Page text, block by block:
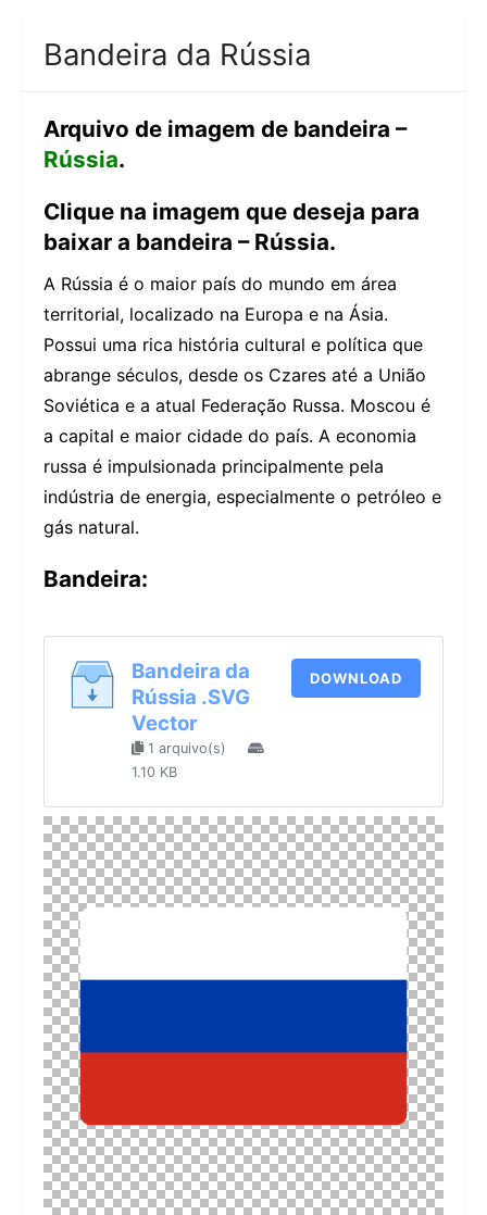
Bandeira da Rússia
Arquivo de imagem de bandeira –
Rússia.
Clique na imagem que deseja para
baixar a bandeira – Rússia.
A Rússia é o maior país do mundo em área
territorial, localizado na Europa e na Ásia.
Possui uma rica história cultural e política que
abrange séculos, desde os Czares até a União
Soviética e a atual Federação Russa. Moscou é
a capital e maior cidade do país. A economia
russa é impulsionada principalmente pela
indústria de energia, especialmente o petróleo e
gás natural.
Bandeira:
Bandeira da
Rússia .SVG
Vector
1 arquivo(s)
1.10 KB
DOWNLOAD